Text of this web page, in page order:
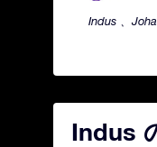
Indus 、
Indus